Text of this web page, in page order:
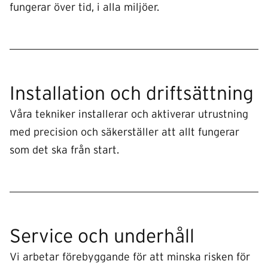
fungerar över tid, i alla miljöer.
Installation och driftsättning
Våra tekniker installerar och aktiverar utrustning
med precision och säkerställer att allt fungerar
som det ska från start.
Service och underhåll
Vi arbetar förebyggande för att minska risken för